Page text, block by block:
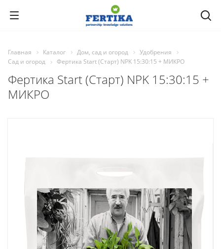
Главная Каталог Дом, сад и огород
Удобрения
Сад и огород
Фертика Start (Старт) NPK 15:30:15 + МИКРО
Фертика Start (Старт) NPK 15:30:15 +
МИКРО